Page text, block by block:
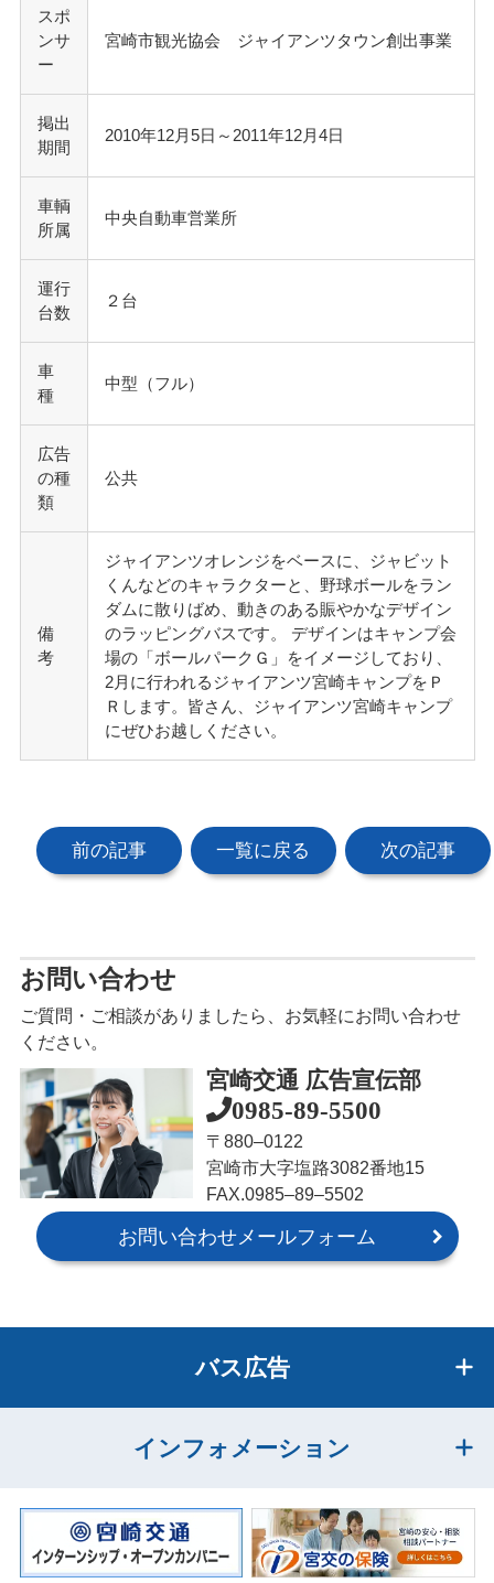
スポ
ンサ
ー
宮崎市観光協会 ジャイアンツタウン創出事業
掲出
期間
2010年12月5日～2011年12月4日
車輌
所属
中央自動車営業所
運行
台数
２台
車
種
中型（フル）
広告
の種
類
公共
備
考
ジャイアンツオレンジをベースに、ジャビット
くんなどのキャラクターと、野球ボールをラン
ダムに散りばめ、動きのある賑やかなデザイン
のラッピングバスです。 デザインはキャンプ会
場の「ボールパークＧ」をイメージしており、
2月に行われるジャイアンツ宮崎キャンプをＰ
Ｒします。皆さん、ジャイアンツ宮崎キャンプ
にぜひお越しください。
前の記事 一覧に戻る 次の記事
お問い合わせ
ご質問・ご相談がありましたら、お気軽にお問い合わせ
ください。
宮崎交通 広告宣伝部
0985-89-5500
〒880‒0122
宮崎市大字塩路3082番地15
FAX.0985‒89‒5502
お問い合わせメールフォーム
バス広告
インフォメーション